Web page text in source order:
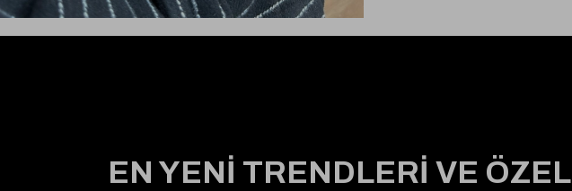
EN YENİ TRENDLERİ VE ÖZEL